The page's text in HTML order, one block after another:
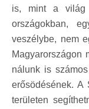
is, mint a világ
országokban,
veszélybe, nem
Magyarországon
nálunk is
erősödésének. A
területen